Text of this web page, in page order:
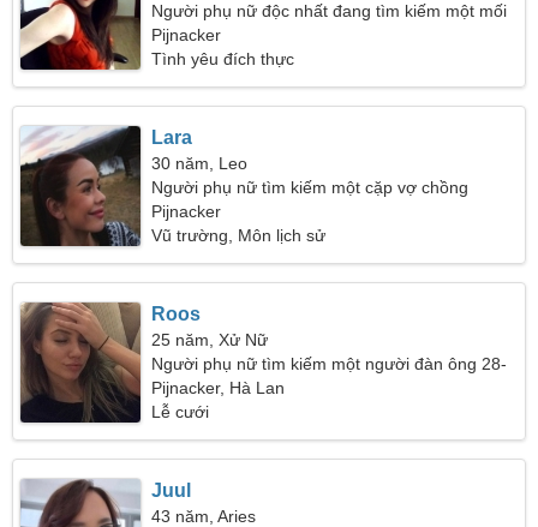
Người phụ nữ độc nhất đang tìm kiếm một mối
quan hệ
Pijnacker
Tình yêu đích thực
Lara
30 năm, Leo
Người phụ nữ tìm kiếm một cặp vợ chồng
Pijnacker
Vũ trường, Môn lịch sử
Roos
25 năm, Xử Nữ
Người phụ nữ tìm kiếm một người đàn ông 28-
34
Pijnacker, Hà Lan
Lễ cưới
Juul
43 năm, Aries